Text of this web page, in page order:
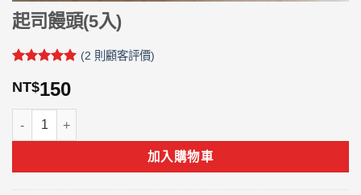
起司饅頭(5入)
5，已有位
顧客進行評
分
(2 則顧客評價)
NT$150
起司饅頭(5入) 數量
加入購物車